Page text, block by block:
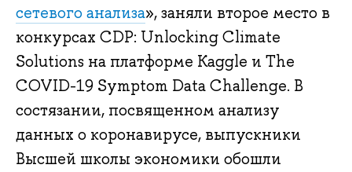
сетевого анализа», заняли второе место в
конкурсах CDP: Unlocking Climate
Solutions на платформе Kaggle и The
COVID-19 Symptom Data Challenge. В
состязании, посвященном анализу
данных о коронавирусе, выпускники
Высшей школы экономики обошли